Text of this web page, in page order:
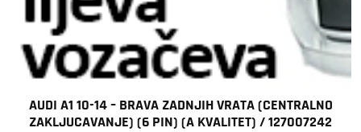
AUDI A1 10-14 – BRAVA ZADNJIH VRATA (CENTRALNO
ZAKLJUCAVANJE) (6 PIN) (A KVALITET) / 127007242